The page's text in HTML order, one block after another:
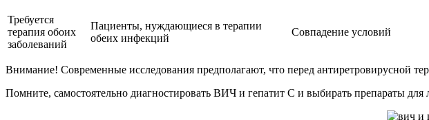
Требуется
терапия обоих
заболеваний
Пациенты, нуждающиеся в терапии
обеих инфекций
Совпадение условий
Внимание! Современные исследования предполагают, что перед антиретровирусной
Помните, самостоятельно диагностировать ВИЧ и гепатит С и выбирать препараты для